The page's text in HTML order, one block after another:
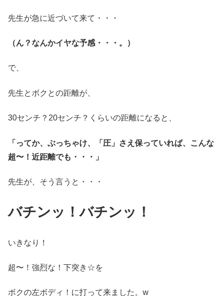
先生が急に近づいて来て・・・
（ん？なんかイヤな予感・・・。）
で、
先生とボクとの距離が、
30センチ？20センチ？くらいの距離になると、
「ってか、ぶっちゃけ、「圧」さえ保っていれば、こんな
超〜！近距離でも・・・
」
先生が、そう言うと・・・
バチンッ！バチンッ！
いきなり！
超〜！強烈な！下突き☆を
ボクの左ボディ！に打って来ました。w